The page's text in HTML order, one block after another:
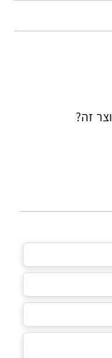
זה?